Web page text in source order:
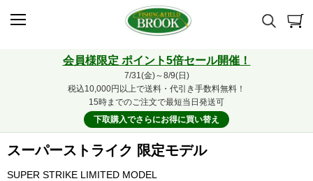
会員様限定 ポイント5倍セール開催！
7/31(金)～8/9(日)
税込10,000円以上で送料・代引き手数料無料！
15時までのご注文で最短当日発送可
下取購入でさらにお得に買い替え
スーパーストライク 限定モデル
SUPER STRIKE LIMITED MODEL